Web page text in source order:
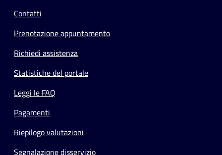
Contatti
Prenotazione appuntamento
Richiedi assistenza
Statistiche del portale
Leggi le FAQ
Pagamenti
Riepilogo valutazioni
Segnalazione disservizio